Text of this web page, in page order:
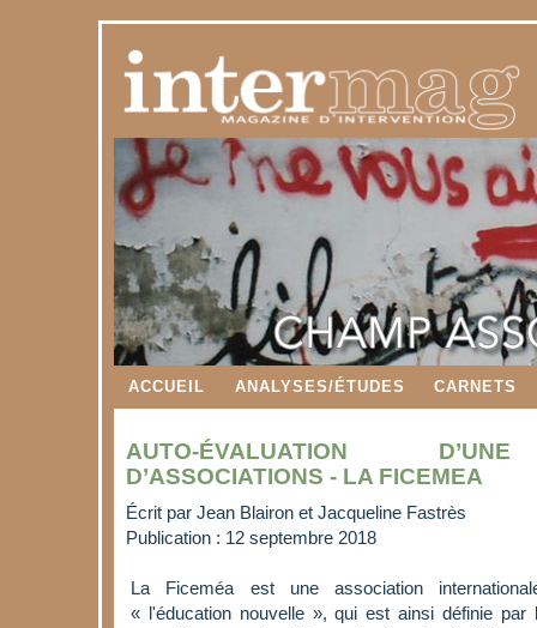
ACCUEIL ANALYSES/ÉTUDES CARNETS
AUTO-ÉVALUATION
D’ASSOCIATIONS - LA FICEMEA
Écrit par Jean Blairon et Jacqueline Fastrès
Publication : 12 septembre 2018
La Ficeméa est une association
« l'éducation nouvelle », qui est ainsi définie par